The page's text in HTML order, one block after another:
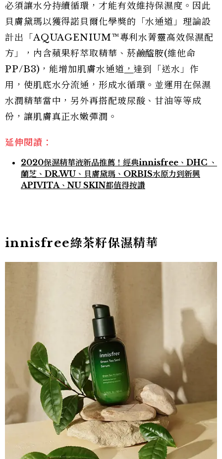
必須讓水分持續循環，才能有效維持保濕度。因此
貝膚黛瑪以獲得諾貝爾化學獎的「水通道」理論設
計出「AQUAGENIUM™專利水菁靈高效保濕配
方」，內含蘋果籽萃取精華、菸鹼醯胺(維他命
PP/B3)，能增加肌膚水通道 ， 達到「送水」作
用，使肌底水分流通，形成水循環。並運用在保濕
水潤精華當中，另外再搭配玻尿酸、甘油等等成
份，讓肌膚真正水嫩彈潤。
延伸閱讀：
2020保濕精華液新品推薦！經典innisfree、DHC 、
蘭芝、DR.WU、貝膚黛瑪、ORBIS水原力到新興
APIVITA、NU SKIN都值得按讚
innisfree綠茶籽保濕精華